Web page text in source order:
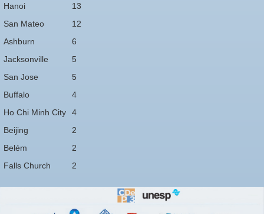
Hanoi
13
San Mateo
12
Ashburn
6
Jacksonville
5
San Jose
5
Buffalo
4
Ho Chi Minh City
4
Beijing
2
Belém
2
Falls Church
2